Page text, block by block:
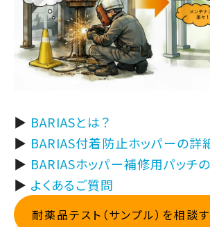
▶ BARIASとは？
▶ BARIAS付着防止ホッパーの詳
▶ BARIASホッパー補修用パッチ
▶ よくあるご質問
耐薬品テスト（サンプル）を相談